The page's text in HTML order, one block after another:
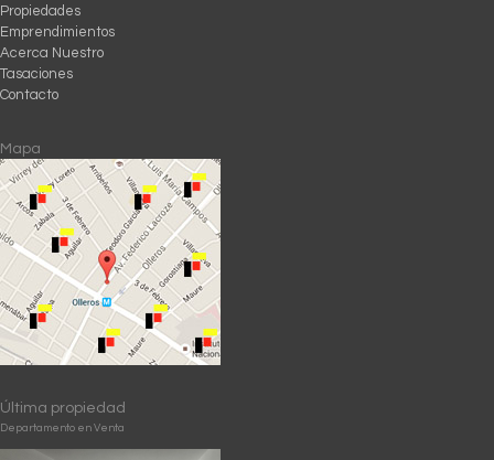
Propiedades
Emprendimientos
Acerca Nuestro
Tasaciones
Contacto
Mapa
Última propiedad
Departamento en Venta